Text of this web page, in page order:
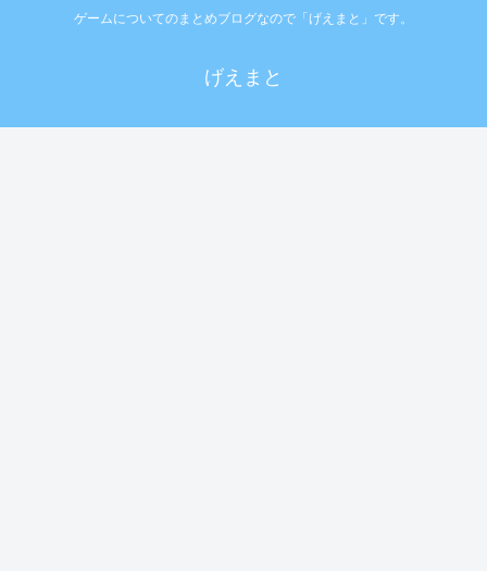
ゲームについてのまとめブログなので「げえまと」です。
げえまと